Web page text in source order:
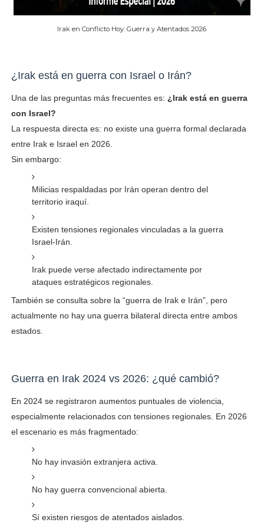
Irak en Conflicto Hoy: Guerra y Atentados 2026
¿Irak está en guerra con Israel o Irán?
Una de las preguntas más frecuentes es: ¿Irak está en guerra
con Israel?
La respuesta directa es: no existe una guerra formal declarada
entre Irak e Israel en 2026.
Sin embargo:
Milicias respaldadas por Irán operan dentro del
territorio iraquí.
Existen tensiones regionales vinculadas a la guerra
Israel-Irán.
Irak puede verse afectado indirectamente por
ataques estratégicos regionales.
También se consulta sobre la “guerra de Irak e Irán”, pero
actualmente no hay una guerra bilateral directa entre ambos
estados.
Guerra en Irak 2024 vs 2026: ¿qué cambió?
En 2024 se registraron aumentos puntuales de violencia,
especialmente relacionados con tensiones regionales. En 2026
el escenario es más fragmentado:
No hay invasión extranjera activa.
No hay guerra convencional abierta.
Sí existen riesgos de atentados aislados.